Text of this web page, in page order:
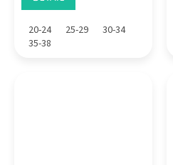
20-24 25-29
30-34
35-38